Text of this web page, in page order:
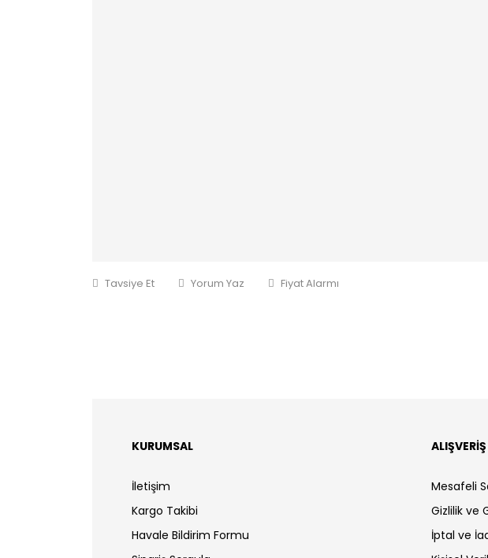
Tavsiye Et Yorum Yaz Fiyat Alarmı
KURUMSAL
İletişim
Kargo Takibi
Havale Bildirim Formu
ALIŞVERİŞ
Mesafeli
Gizlilik ve
İptal ve